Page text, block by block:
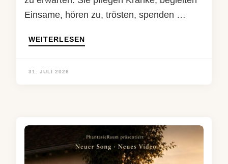
Einsame, hören zu, trösten, spenden …
WEITERLESEN
31. JULI 2026